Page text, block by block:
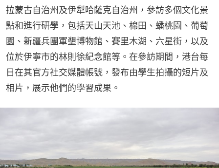
拉蒙古自治州及伊犁哈薩克自治州，參訪多個文化景
點和進行研學，包括天山天池、棉田、蟠桃園、葡萄
園、新疆兵團軍墾博物館、賽里木湖、六星街，以及
位於伊寧市的林則徐紀念館等。在參訪期間，港台每
日在其官方社交媒體帳號，發布由學生拍攝的短片及
相片，展示他們的學習成果。